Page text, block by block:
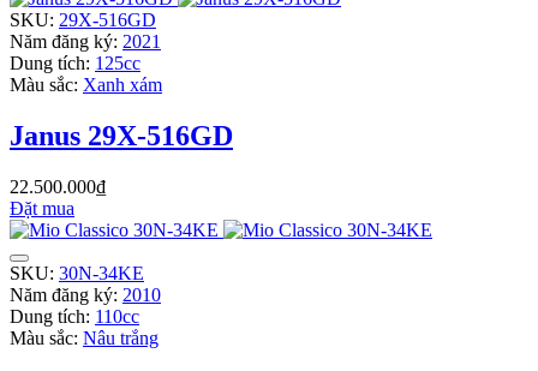
SKU: 29X-516GD
Năm đăng ký: 2021
Dung tích: 125cc
Màu sắc: Xanh xám
Janus 29X-516GD
22.500.000₫
Đặt mua
SKU: 30N-34KE
Năm đăng ký: 2010
Dung tích: 110cc
Màu sắc: Nâu trắng